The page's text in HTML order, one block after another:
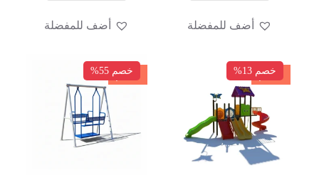
أضف للمفضلة أضف للمفضلة
خصم
خصم 13% خصم
خصم 55%